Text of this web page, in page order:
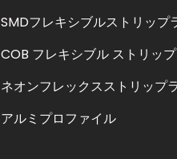
SMDフレキシブルストリップ
COB フレキシブル ストリッ
ネオンフレックスストリップ
アルミプロファイル